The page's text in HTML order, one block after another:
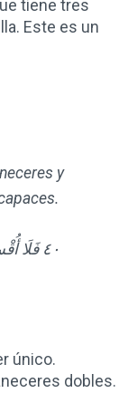
tiene tres
Este es un
y
٤٠